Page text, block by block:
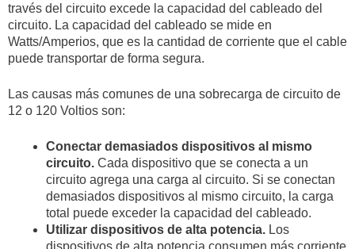
través del circuito excede la capacidad del cableado del
circuito. La capacidad del cableado se mide en
Watts/Amperios, que es la cantidad de corriente que el cable
puede transportar de forma segura.
Las causas más comunes de una sobrecarga de circuito de
12 o 120 Voltios son:
Conectar demasiados dispositivos al mismo
circuito. Cada dispositivo que se conecta a un
circuito agrega una carga al circuito. Si se conectan
demasiados dispositivos al mismo circuito, la carga
total puede exceder la capacidad del cableado.
Utilizar dispositivos de alta potencia. Los
dispositivos de alta potencia consumen más corriente